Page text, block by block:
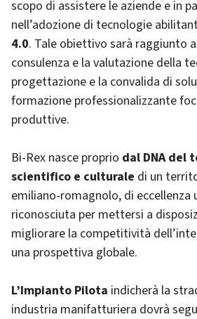
scopo di assistere le aziende e in
nell’adozione di tecnologie
4.0. Tale obiettivo sarà raggiunto
consulenza e la valutazione della
progettazione e la convalida di
formazione professionalizzante
produttive.
Bi-Rex nasce proprio dal DNA del
scientifico e culturale di un
emiliano-romagnolo, di eccellenza
riconosciuta per mettersi a
migliorare la competitività
una prospettiva globale.
L’Impianto Pilota indicherà la
industria manifatturiera dovrà